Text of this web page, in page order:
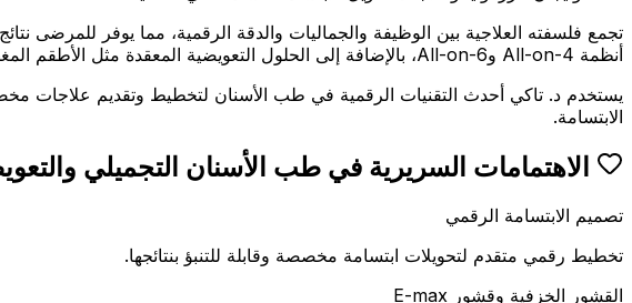
تجمع فلسفته العلاجية بين الوظيفة والجماليات والدقة الرقمية، مما يوفر للمرضى
أنظمة All-on-4 وAll-on-6، بالإضافة إلى الحلول التعويضية المعقدة مثل الأطقم المغطية للزرعات والأطقم السادّة.
يستخدم د. تاكي أحدث التقنيات الرقمية في طب الأسنان لتخطيط وتقديم علاجات
الابتسامة.
الاهتمامات السريرية في طب الأسنان التجميلي
تصميم الابتسامة الرقمي
تخطيط رقمي متقدم لتحويلات ابتسامة مخصصة وقابلة للتنبؤ بنتائجها.
القشور الخزفية وقشور E-max